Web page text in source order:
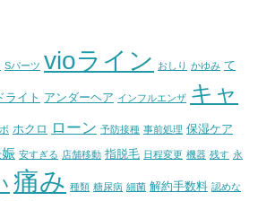
Sパーツ vioライン おしり かゆみ て
ライト アンダーヘア インフルエンザ キャ
ホクロ ローン 予防接種 事前処理 保湿ケア
安すぎる 店舗移動 指脱毛 日程変更 機器 残す 永
痛み 種類 糖尿病 細菌 解約手数料 認めな